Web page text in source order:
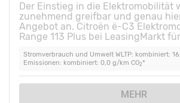
Der Einstieg in die Elektromobilität
zunehmend greifbar und genau
Angebot an. Citroën ë-C3
Range 113 Plus bei LeasingMarkt für
Stromverbrauch und Umwelt WLTP: kombiniert:
Emissionen: kombiniert: 0,0 g/km CO2*
MEHR